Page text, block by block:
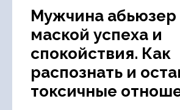
Мужчина абьюзер
маской успеха и
спокойствия. Как
распознать и
токсичные